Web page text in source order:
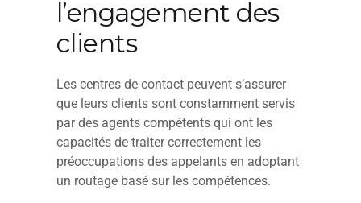
l’engagement des
clients
Les centres de contact peuvent s’assurer
que leurs clients sont constamment servis
par des agents compétents qui ont les
capacités de traiter correctement les
préoccupations des appelants en adoptant
un routage basé sur les compétences.